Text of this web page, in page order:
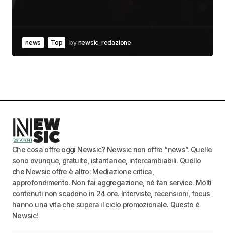
news Top by newsic_redazione
Che cosa offre oggi Newsic? Newsic non offre “news”. Quelle
sono ovunque, gratuite, istantanee, intercambiabili. Quello
che Newsic offre è altro: Mediazione critica,
approfondimento. Non fai aggregazione, né fan service. Molti
contenuti non scadono in 24 ore. Interviste, recensioni, focus
hanno una vita che supera il ciclo promozionale. Questo è
Newsic!